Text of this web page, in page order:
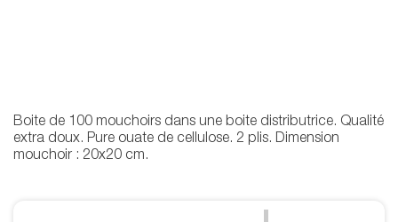
Boite de 100 mouchoirs dans une boite distributrice. Qualité
extra doux. Pure ouate de cellulose. 2 plis. Dimension
mouchoir : 20x20 cm.